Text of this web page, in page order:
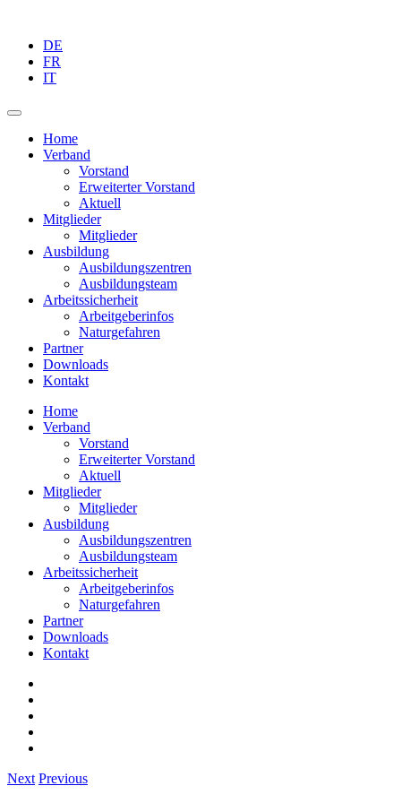
DE
FR
IT
Home
Verband
Vorstand
Erweiterter Vorstand
Aktuell
Mitglieder
Mitglieder
Ausbildung
Ausbildungszentren
Ausbildungsteam
Arbeitssicherheit
Arbeitgeberinfos
Naturgefahren
Partner
Downloads
Kontakt
Home
Verband
Vorstand
Erweiterter Vorstand
Aktuell
Mitglieder
Mitglieder
Ausbildung
Ausbildungszentren
Ausbildungsteam
Arbeitssicherheit
Arbeitgeberinfos
Naturgefahren
Partner
Downloads
Kontakt
Next Previous